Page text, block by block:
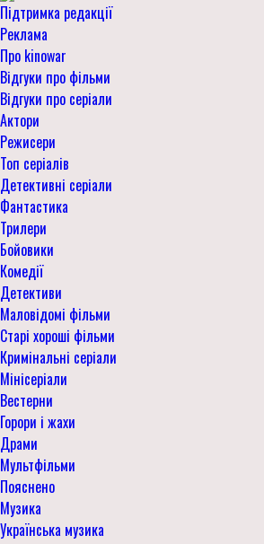
Підтримка редакції
Реклама
Про kinowar
Відгуки про фільми
Відгуки про серіали
Актори
Режисери
Топ серіалів
Детективні серіали
Фантастика
Трилери
Бойовики
Комедії
Детективи
Маловідомі фільми
Старі хороші фільми
Кримінальні серіали
Мінісеріали
Вестерни
Горори і жахи
Драми
Мультфільми
Пояснено
Музика
Українська музика